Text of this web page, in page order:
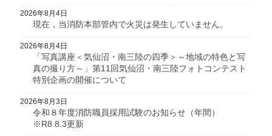
現在，当消防本部管内で火災は発生していません。
2026年8月4日
「写真講座＜気仙沼・南三陸の四季＞～地域の特色と写
真の撮り方～」第11回気仙沼・南三陸フォトコンテスト
特別企画の開催について
2026年8月4日
令和８年度消防職員採用試験のお知らせ（年間）
※R8.8.3更新
2026年8月3日